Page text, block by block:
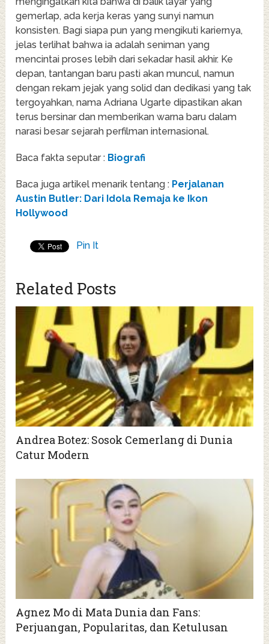
gemerlap, ada kerja keras yang sunyi namun
konsisten. Bagi siapa pun yang mengikuti kariernya,
jelas terlihat bahwa ia adalah seniman yang
mencintai proses lebih dari sekadar hasil akhir. Ke
depan, tantangan baru pasti akan muncul, namun
dengan rekam jejak yang solid dan dedikasi yang tak
tergoyahkan, nama Adriana Ugarte dipastikan akan
terus bersinar dan memberikan warna baru dalam
narasi besar sejarah perfilman internasional.
Baca fakta seputar : Biografi
Baca juga artikel menarik tentang : Perjalanan
Austin Butler: Dari Idola Remaja ke Ikon
Hollywood
Pin It
Related Posts
Andrea Botez: Sosok Cemerlang di Dunia
Catur Modern
Agnez Mo di Mata Dunia dan Fans:
Perjuangan, Popularitas, dan Ketulusan